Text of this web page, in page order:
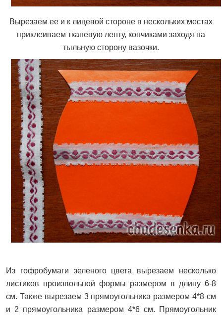
Вырезаем ее и к лицевой стороне в нескольких местах
приклеиваем тканевую ленту, кончиками заходя на
тыльную сторону вазочки.
Из гофробумаги зеленого цвета вырезаем несколько
листиков произвольной формы размером в длину 6-8
см. Также вырезаем 3 прямоугольника размером 4*8 см
и 2 прямоугольника размером 4*6 см. Прямоугольник